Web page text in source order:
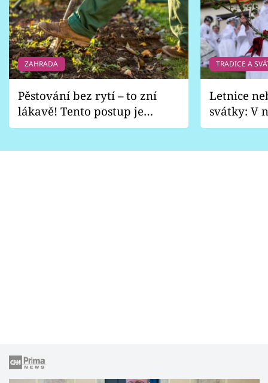
ZAHRADA
Pěstování bez rytí – to zní
lákavě! Tento postup je
vhodný jen pro některé
TRADICE A
Letnice
svátky: V
pondělí